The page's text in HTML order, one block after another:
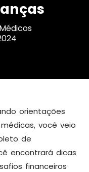
orientações
você veio
de
encontrará dicas
financeiros